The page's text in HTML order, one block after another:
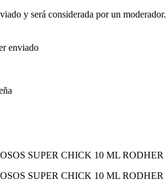
y será considerada por un moderador.
enviado
SUPER CHICK 10 ML RODHER
SUPER CHICK 10 ML RODHER